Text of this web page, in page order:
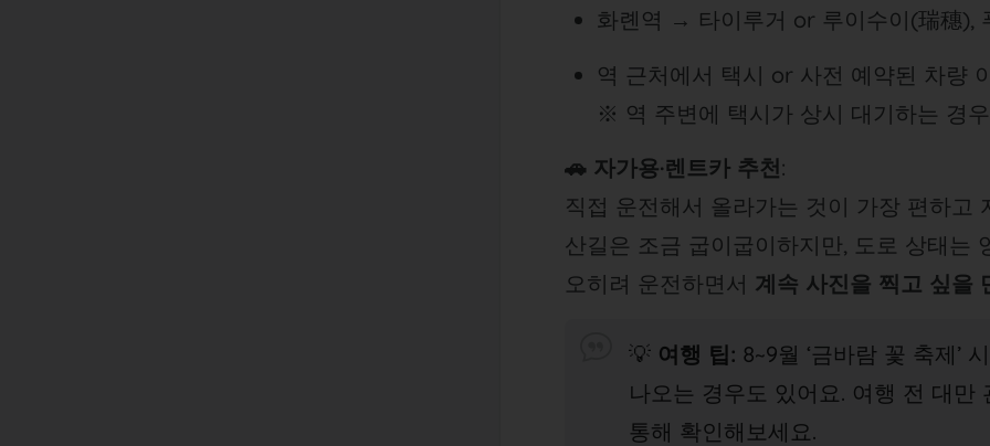
화롄역 → 타이루거 or 루이수이(瑞穗),
역 근처에서 택시 or 사전 예약된 차량
※ 역 주변에 택시가 상시 대기하는 경
🚗 자가용·렌트카 추천:
직접 운전해서 올라가는 것이 가장 편하고
산길은 조금 굽이굽이하지만, 도로 상태는
오히려 운전하면서 계속 사진을 찍고 싶을
💡 여행 팁: 8~9월 ‘금바람 꽃 축제’
나오는 경우도 있어요. 여행 전 대만
통해 확인해보세요.